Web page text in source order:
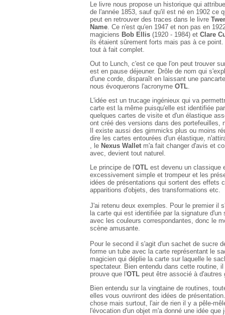
Le livre nous propose un historique qui
de l'année 1853, sauf qu'il est né en 1902 ce
peut en retrouver des traces dans le livre
Name. Ce n'est qu'en 1947 et non pas en
magiciens Bob Ellis (1920 - 1984) et Clare
ils étaient sûrement forts mais pas à ce
tout à fait complet.
Out to Lunch, c'est ce que l'on peut trouver
est en pause déjeuner. Drôle de nom qui
d'une corde, disparaît en laissant une
nous évoquerons l'acronyme OTL.
L'idée est un trucage ingénieux qui va
carte est la même puisqu'elle est identifiée
quelques cartes de visite et d'un élastique
ont créé des versions dans des portefeuilles,
Il existe aussi des gimmicks plus ou moins
dire les cartes entourées d'un élastique,
, le Nexus Wallet m'a fait changer d'avis et
avec, devient tout naturel.
Le principe de l'OTL est devenu un classique
excessivement simple et trompeur et les
idées de présentations qui sortent des effets
apparitions d'objets, des transformations etc.
J'ai retenu deux exemples. Pour le premier il
la carte qui est identifiée par la signature
avec les couleurs correspondantes, donc le
scène amusante.
Pour le second il s'agit d'un sachet de sucre
forme un tube avec la carte représentant le
magicien qui déplie la carte sur laquelle le
spectateur. Bien entendu dans cette routine,
prouve que l'OTL peut être associé à
Bien entendu sur la vingtaine de routines,
elles vous ouvriront des idées de
chose mais surtout, l'air de rien il y a pêle-
l'évocation d'un objet m'a donné une idée que